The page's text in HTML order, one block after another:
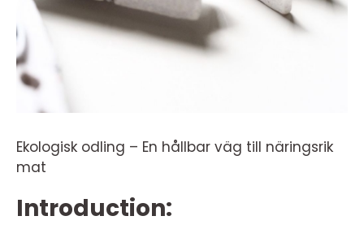
Ekologisk odling – En hållbar väg till näringsrik
mat
Introduction: